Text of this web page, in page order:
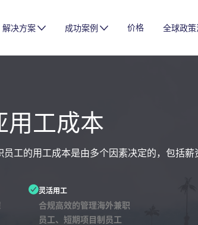
解决方案 成功案例 价格 全球政策
用工成本
工的用工成本是由多个因素决定的，包括薪
灵活用工
合规高效的管理海外兼职
员工、短期项目制员工